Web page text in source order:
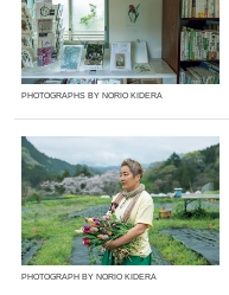
PHOTOGRAPHS BY NORIO KIDERA
PHOTOGRAPH BY NORIO KIDERA